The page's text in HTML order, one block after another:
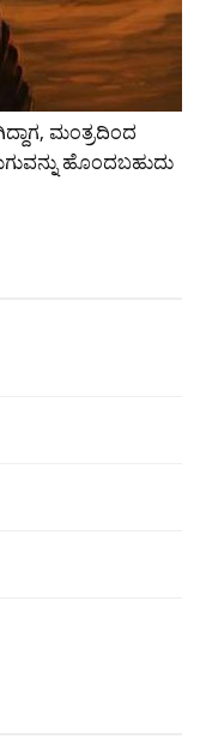
ಮಂತ್ರದಿಂದ
ಹೊಂದಬಹುದು